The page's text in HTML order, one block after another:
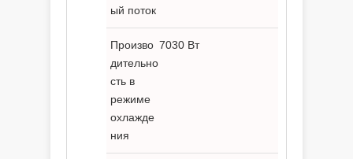
ый поток
Произво
дительно
сть в
режиме
охлажде
ния
7030 Вт